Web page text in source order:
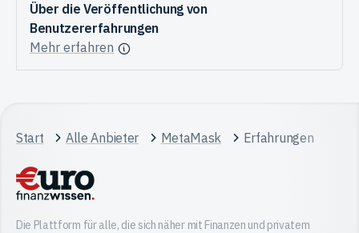
Über die Veröffentlichung von
Benutzererfahrungen
Mehr erfahren
Start Alle Anbieter MetaMask Erfahrungen
Die Plattform für alle, die sich näher mit Finanzen und privatem